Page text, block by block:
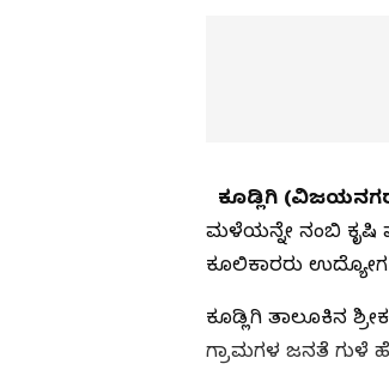
ಕೂಡ್ಲಿಗಿ
ಮಳೆಯನ್ನೇ ನಂಬಿ ಕೃಷಿ
ಕೂಲಿಕಾರರು ಉದ್ಯೋಗ
ಕೂಡ್ಲಿಗಿ ತಾಲೂಕಿನ
ಗ್ರಾಮಗಳ ಜನತೆ ಗುಳೆ